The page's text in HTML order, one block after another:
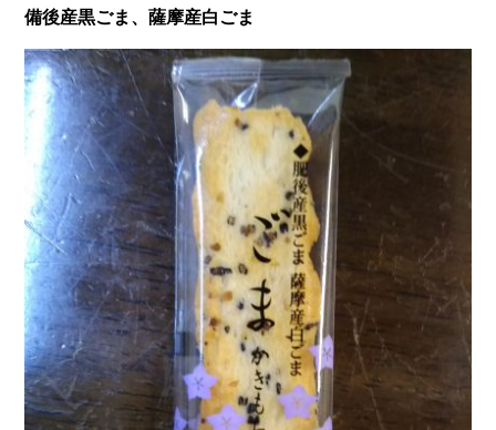
備後産黒ごま、薩摩産白ごま